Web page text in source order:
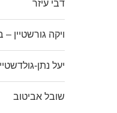
דבי עיזר
ויקה גורשטיין –
יעל נתן-
שובל אביטוב